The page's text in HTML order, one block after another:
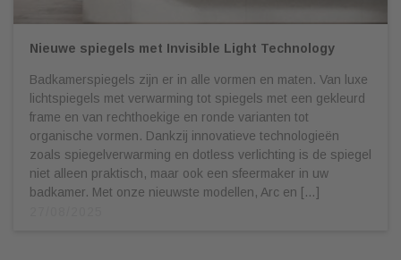
Nieuwe spiegels met Invisible Light Technology
Badkamerspiegels zijn er in alle vormen en maten. Van luxe
lichtspiegels met verwarming tot spiegels met een gekleurd
frame en van rechthoekige en ronde varianten tot
organische vormen. Dankzij innovatieve technologieën
zoals spiegelverwarming en dotless verlichting is de spiegel
niet alleen praktisch, maar ook een sfeermaker in uw
badkamer. Met onze nieuwste modellen, Arc en […]